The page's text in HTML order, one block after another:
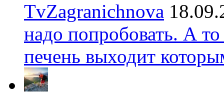
TvZagranichnova
надо попробовать. А
печень выходит